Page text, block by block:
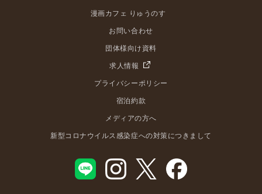
漫画カフェ りゅうのす
お問い合わせ
団体様向け資料
求人情報
プライバシーポリシー
宿泊約款
メディアの方へ
新型コロナウイルス感染症への対策につきまして